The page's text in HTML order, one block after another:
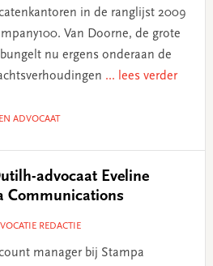
in de ranglijst 2009
Van Doorne, de grote
nu ergens onderaan de
... lees verder
ADVOCAAT
advocaat Eveline
Communications
REDACTIE
manager bij Stampa